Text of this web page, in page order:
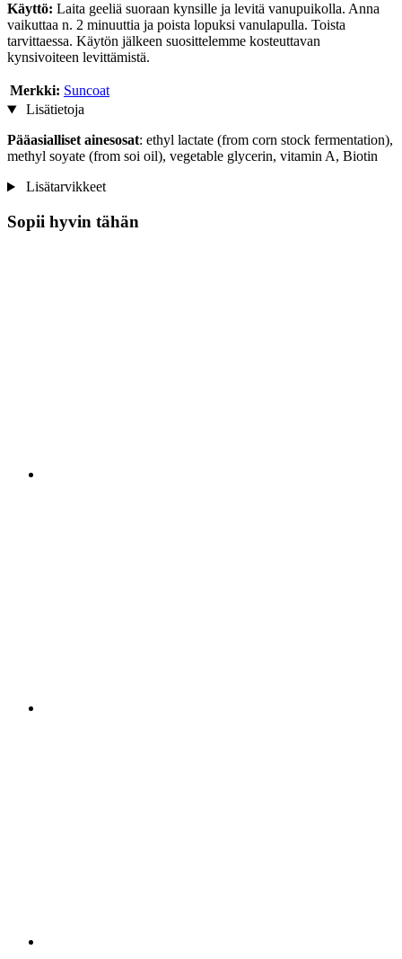
Käyttö: Laita geeliä suoraan kynsille ja levitä vanupuikolla. Anna
vaikuttaa n. 2 minuuttia ja poista lopuksi vanulapulla. Toista
tarvittaessa. Käytön jälkeen suosittelemme kosteuttavan
kynsivoiteen levittämistä.
Merkki: Suncoat
Lisätietoja
Pääasialliset ainesosat: ethyl lactate (from corn stock fermentation),
methyl soyate (from soi oil), vegetable glycerin, vitamin A, Biotin
Lisätarvikkeet
Sopii hyvin tähän